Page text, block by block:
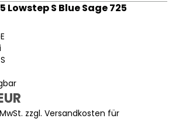
Lowstep S Blue Sage 725
zzgl. Versandkosten für